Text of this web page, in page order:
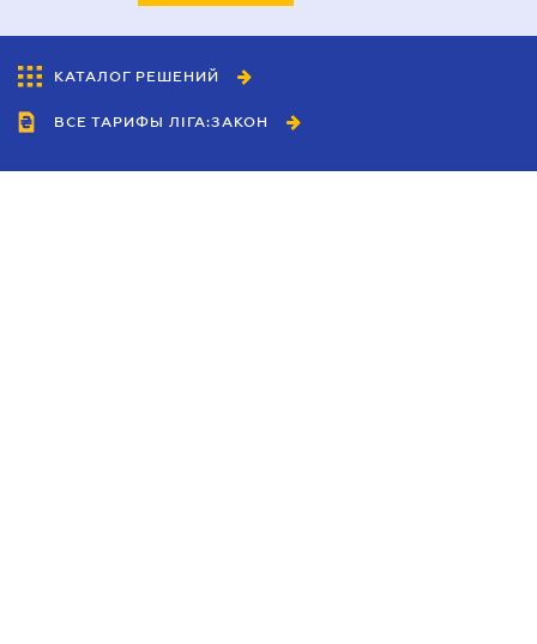
КАТАЛОГ РЕШЕНИЙ
ВСЕ ТАРИФЫ ЛІГА:ЗАКОН